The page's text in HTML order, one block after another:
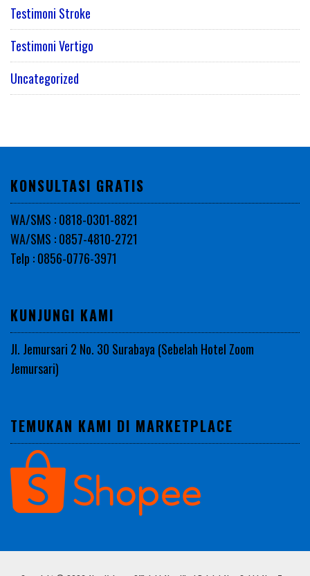
Testimoni Stroke
Testimoni Vertigo
Uncategorized
KONSULTASI GRATIS
WA/SMS : 0818-0301-8821
WA/SMS : 0857-4810-2721
Telp : 0856-0776-3971
KUNJUNGI KAMI
Jl. Jemursari 2 No. 30 Surabaya (Sebelah Hotel Zoom
Jemursari)
TEMUKAN KAMI DI MARKETPLACE